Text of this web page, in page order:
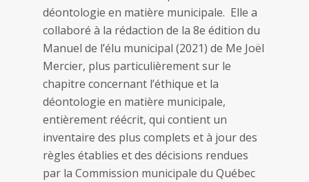
déontologie en matière municipale. Elle a
collaboré à la rédaction de la 8e édition du
Manuel de l’élu municipal (2021) de Me Joël
Mercier, plus particulièrement sur le
chapitre concernant l’éthique et la
déontologie en matière municipale,
entièrement réécrit, qui contient un
inventaire des plus complets et à jour des
règles établies et des décisions rendues
par la Commission municipale du Québec